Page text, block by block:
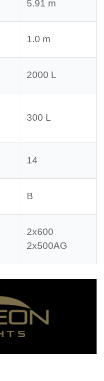
5.91 m
1.0 m
2000 L
300 L
14
B
2x600
2x500AG